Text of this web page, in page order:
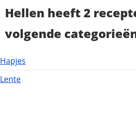
Hellen heeft 2
volgende
Hapjes
Lente